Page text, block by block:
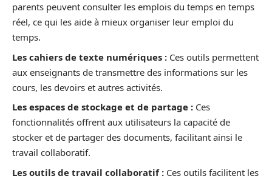
parents peuvent consulter les emplois du temps en temps
réel, ce qui les aide à mieux organiser leur emploi du
temps.
Les cahiers de texte numériques : Ces outils permettent
aux enseignants de transmettre des informations sur les
cours, les devoirs et autres activités.
Les espaces de stockage et de partage : Ces
fonctionnalités offrent aux utilisateurs la capacité de
stocker et de partager des documents, facilitant ainsi le
travail collaboratif.
Les outils de travail collaboratif : Ces outils facilitent les